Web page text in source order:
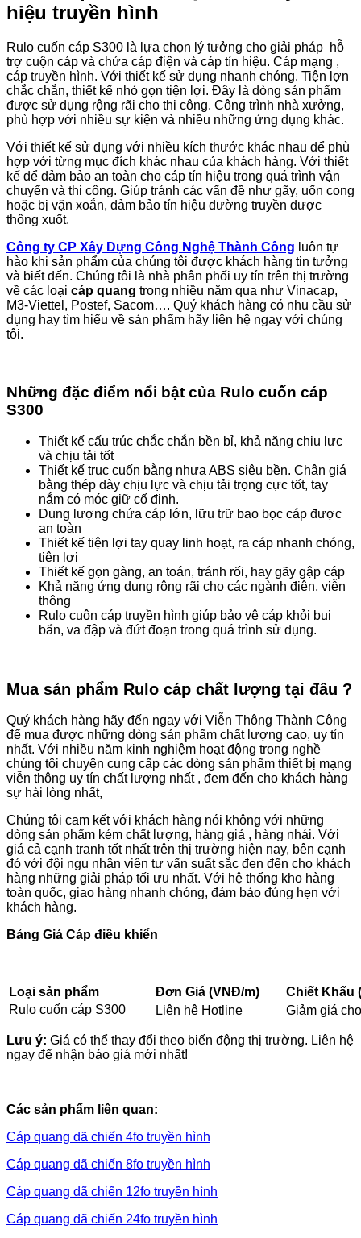
hiệu truyền hình
Rulo cuốn cáp S300 là lựa chọn lý tưởng cho giải pháp hỗ
trợ cuộn cáp và chứa cáp điện và cáp tín hiệu. Cáp mạng ,
cáp truyền hình. Với thiết kế sử dụng nhanh chóng. Tiện lợn
chắc chắn, thiết kế nhỏ gọn tiện lợi. Đây là dòng sản phẩm
được sử dụng rộng rãi cho thi công. Công trình nhà xưởng,
phù hợp với nhiều sự kiện và nhiều những ứng dụng khác.
Với thiết kế sử dụng với nhiều kích thước khác nhau để phù
hợp với từng mục đích khác nhau của khách hàng. Với thiết
kế để đảm bảo an toàn cho cáp tín hiệu trong quá trình vận
chuyển và thi công. Giúp tránh các vấn đề như gãy, uốn cong
hoặc bị vặn xoắn, đảm bảo tín hiệu đường truyền được
thông xuốt.
Công ty CP Xây Dựng Công Nghệ Thành Công luôn tự
hào khi sản phẩm của chúng tôi được khách hàng tin tưởng
và biết đến. Chúng tôi là nhà phân phối uy tín trên thị trường
về các loại cáp quang trong nhiều năm qua như Vinacap,
M3-Viettel, Postef, Sacom…. Quý khách hàng có nhu cầu sử
dụng hay tìm hiểu về sản phẩm hãy liên hệ ngay với chúng
tôi.
Những đặc điểm nổi bật của Rulo cuốn cáp
S300
Thiết kế cấu trúc chắc chắn bền bỉ, khả năng chịu lực
và chịu tải tốt
Thiết kế trục cuốn bằng nhựa ABS siêu bền. Chân giá
bằng thép dày chịu lực và chịu tải trọng cực tốt, tay
nắm có móc giữ cố định.
Dung lượng chứa cáp lớn, lữu trữ bao bọc cáp được
an toàn
Thiết kế tiện lợi tay quay linh hoạt, ra cáp nhanh chóng,
tiện lợi
Thiết kế gọn gàng, an toán, tránh rối, hay gãy gập cáp
Khả năng ứng dụng rộng rãi cho các ngành điện, viễn
thông
Rulo cuộn cáp truyền hình giúp bảo vệ cáp khỏi bụi
bẩn, va đập và đứt đoạn trong quá trình sử dụng.
Mua sản phẩm Rulo cáp chất lượng tại đâu ?
Quý khách hàng hãy đến ngay với Viễn Thông Thành Công
để mua được những dòng sản phẩm chất lượng cao, uy tín
nhất. Với nhiều năm kinh nghiệm hoạt động trong nghề
chúng tôi chuyên cung cấp các dòng sản phẩm thiết bị mạng
viễn thông uy tín chất lượng nhất , đem đến cho khách hàng
sự hài lòng nhất,
Chúng tôi cam kết với khách hàng nói không với những
dòng sản phẩm kém chất lượng, hàng giả , hàng nhái. Với
giá cả cạnh tranh tốt nhất trên thị trường hiện nay, bên cạnh
đó với đội ngu nhân viên tư vấn suất sắc đen đến cho khách
hàng những giải pháp tối ưu nhất. Với hệ thống kho hàng
toàn quốc, giao hàng nhanh chóng, đảm bảo đúng hẹn với
khách hàng.
Bảng Giá Cáp điều khiển
Loại sản phẩm Đơn Giá (VNĐ/m)
Chiết Khấu
Rulo cuốn cáp S300
Liên hệ Hotline Giảm giá
Lưu ý: Giá có thể thay đổi theo biến động thị trường. Liên hệ
ngay để nhận báo giá mới nhất!
Các sản phẩm liên quan:
Cáp quang dã chiến 4fo truyền hình
Cáp quang dã chiến 8fo truyền hình
Cáp quang dã chiến 12fo truyền hình
Cáp quang dã chiến 24fo truyền hình